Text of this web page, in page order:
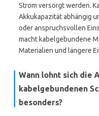
Strom versorgt werden.
Akkukapazität abhängig
oder anspruchsvollen
macht kabelgebundene
Materialien und längere
Wann lohnt sich die
kabelgebundenen
besonders?